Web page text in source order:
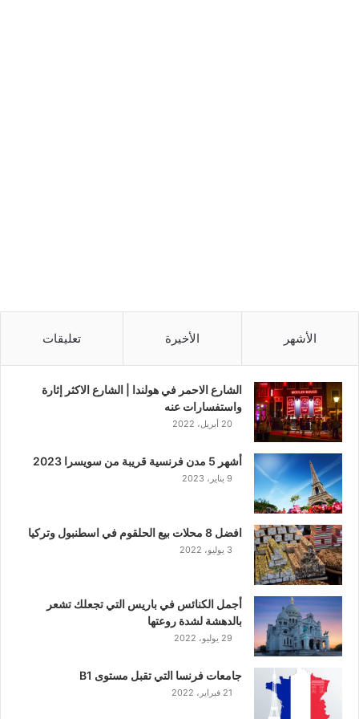
الأشهر الأخيرة تعليقات
الشارع الاحمر في هولندا | الشارع الاكثر إثارة
واستفسارات عنه
20 أبريل، 2022
أشهر 5 مدن فرنسية قريبة من سويسرا 2023
9 يناير، 2023
افضل 8 محلات بيع الحلقوم في اسطنبول وتركيا
3 يوليو، 2022
أجمل الكنائس في باريس التي تجعلك تشعر
بالدهشة لشدة روعتها
29 يوليو، 2022
جامعات فرنسا التي تقبل مستوى B1
21 فبراير، 2022